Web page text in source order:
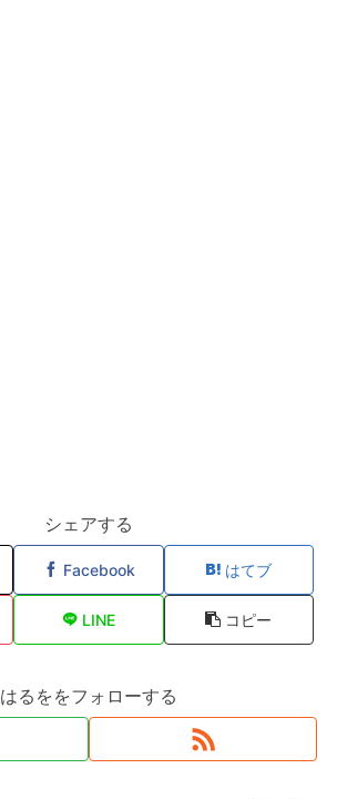
シェアする
Facebook はてブ
LINE コピー
はるををフォローする